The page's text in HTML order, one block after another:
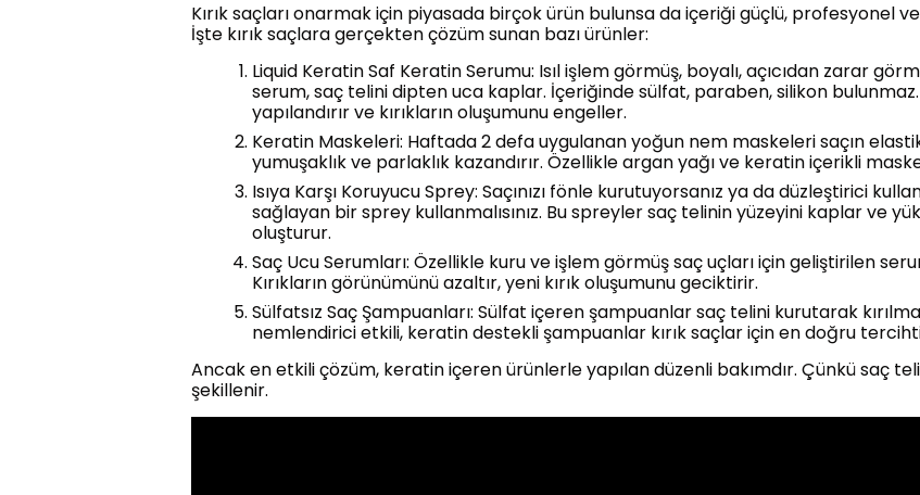
Kırık saçları onarmak için piyasada birçok ürün bulunsa da içeriği güçlü, profesyonel
İşte kırık saçlara gerçekten çözüm sunan bazı ürünler:
Liquid Keratin Saf Keratin Serumu: Isıl işlem görmüş, boyalı, açıcıdan zarar
serum, saç telini dipten uca kaplar. İçeriğinde sülfat, paraben, silikon
yapılandırır ve kırıkların oluşumunu engeller.
Keratin Maskeleri: Haftada 2 defa uygulanan yoğun nem maskeleri saçın
yumuşaklık ve parlaklık kazandırır. Özellikle argan yağı ve keratin içerikli
Isıya Karşı Koruyucu Sprey: Saçınızı fönle kurutuyorsanız ya da düzleştirici
sağlayan bir sprey kullanmalısınız. Bu spreyler saç telinin yüzeyini kaplar ve
oluşturur.
Saç Ucu Serumları: Özellikle kuru ve işlem görmüş saç uçları için geliştirilen
Kırıkların görünümünü azaltır, yeni kırık oluşumunu geciktirir.
Sülfatsız Saç Şampuanları: Sülfat içeren şampuanlar saç telini kurutarak
nemlendirici etkili, keratin destekli şampuanlar kırık saçlar için en doğru
Ancak en etkili çözüm, keratin içeren ürünlerle yapılan düzenli bakımdır. Çünkü saç
şekillenir.